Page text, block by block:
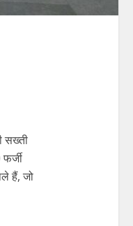
सख्ती
हैं, जो